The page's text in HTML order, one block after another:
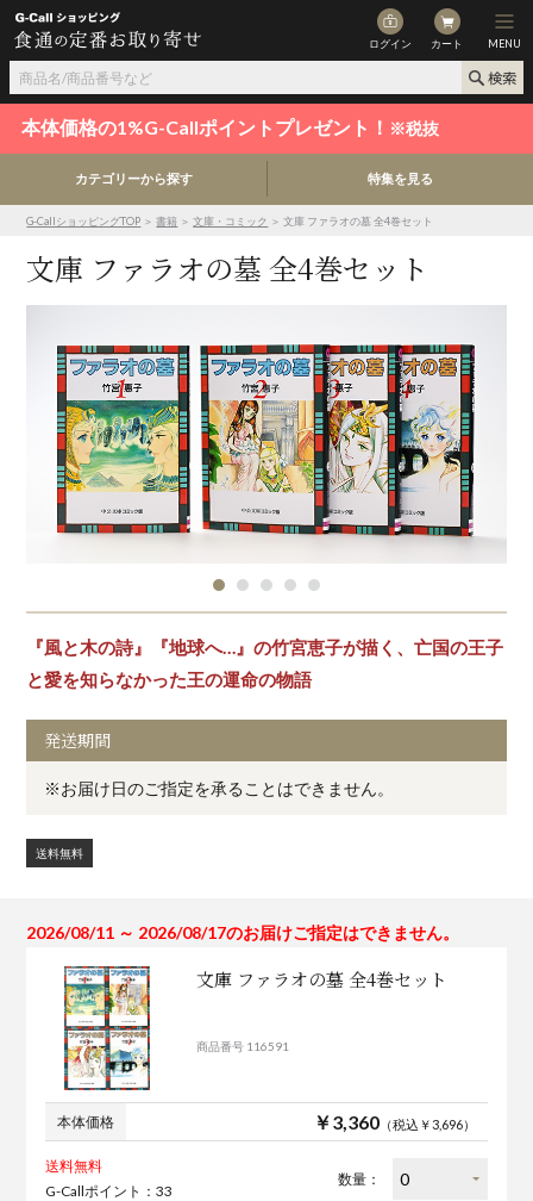
ログイン カート MENU
本体価格の1%G-Callポイントプレゼント！ ※税抜
カテゴリーから探す 特集を見る
G-CallショッピングTOP ＞書籍 ＞文庫・コミック ＞ 文庫 ファラオの墓 全4巻セット
文庫 ファラオの墓 全4巻セット
『風と木の詩』『地球へ…』の竹宮恵子が描く、亡国の王子
と愛を知らなかった王の運命の物語
発送期間
※お届け日のご指定を承ることはできません。
送料無料
2026/08/11 ～ 2026/08/17のお届けご指定はできません。
文庫 ファラオの墓 全4巻セット
商品番号 116591
本体価格 ￥3,360（税込￥3,696）
送料無料
G-Callポイント：33
数量：